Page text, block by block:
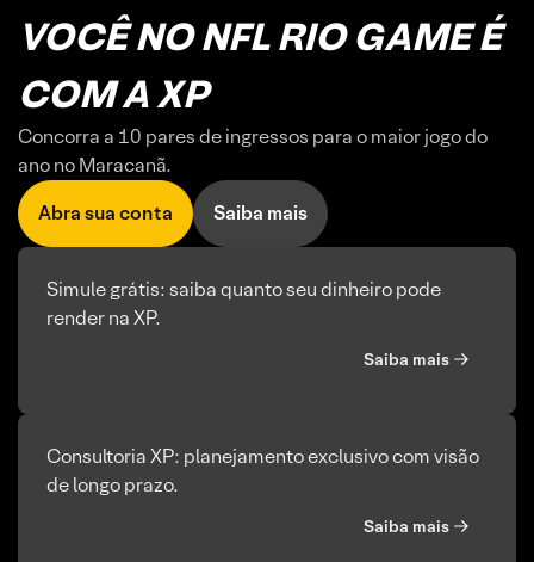
VOCÊ NO NFL RIO GAME É
COM A XP
Concorra a 10 pares de ingressos para o maior jogo do
ano no Maracanã.
Abra sua conta
Saiba mais
Simule grátis: saiba quanto seu dinheiro pode
render na XP.
Saiba mais
Consultoria XP: planejamento exclusivo com visão
de longo prazo.
Saiba mais